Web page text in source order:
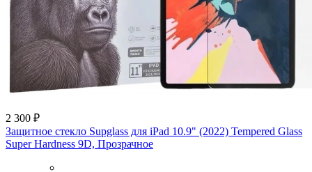
2 300 ₽
Защитное стекло Supglass для iPad 10.9" (2022) Tempered Glass
Super Hardness 9D, Прозрачное